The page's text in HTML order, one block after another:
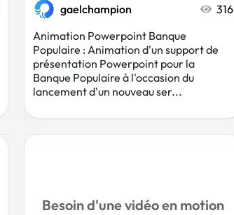
gaelchampion
316
Animation Powerpoint Banque
Populaire : Animation d'un support de
présentation Powerpoint pour la
Banque Populaire à l'occasion du
lancement d'un nouveau ser...
Besoin d'une vidéo en motion